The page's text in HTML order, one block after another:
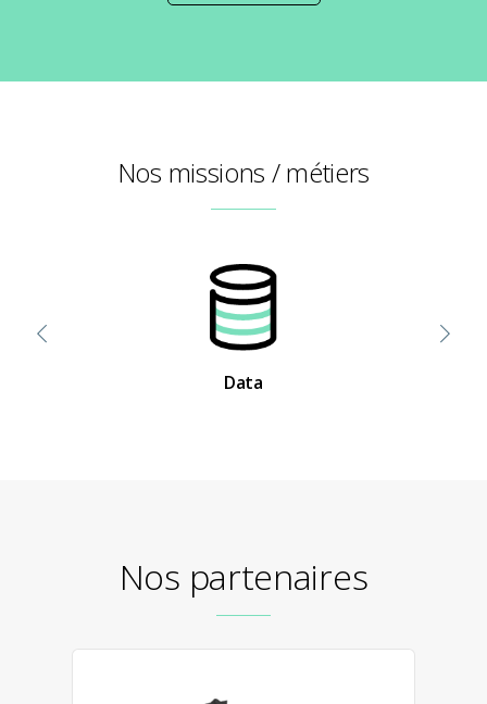
Nos missions / métiers
Data
Nos partenaires